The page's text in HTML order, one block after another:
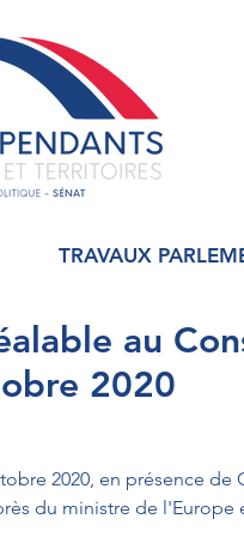
TRAVAUX
au
2020
2020, en présence de
du ministre de l'Europe